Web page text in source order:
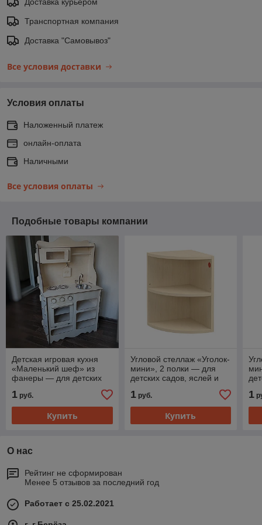
Транспортная компания
Доставка "Самовывоз"
Все условия доставки
Условия оплаты
Наложенный платеж
онлайн-оплата
Наличными
Все условия оплаты
Подобные товары компании
Детская игровая кухня
«Маленький шеф» из
фанеры — для детских
1 руб.
Купить
Угловой стеллаж «Уголок-
мини», 2 полки — для
детских садов, яслей и
дома, из экоматериалов,
фанеры
1руб.
Купить
1
О нас
Рейтинг не сформирован
Менее 5 отзывов за последний год
Работает с 25.02.2021